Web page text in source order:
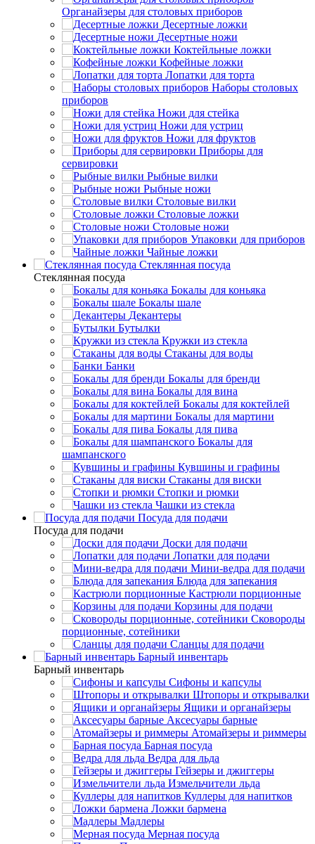
Органайзеры для столовых приборов
Десертные ложки
Десертные ножи
Коктейльные ложки
Кофейные ложки
Лопатки для торта
Наборы столовых
приборов
Ножи для стейка
Ножи для устриц
Ножи для фруктов
Приборы для
сервировки
Рыбные вилки
Рыбные ножи
Столовые вилки
Столовые ложки
Столовые ножи
Упаковки для приборов
Чайные ложки
Стеклянная посуда
Стеклянная посуда
Бокалы для коньяка
Бокалы шале
Декантеры
Бутылки
Кружки из стекла
Стаканы для воды
Банки
Бокалы для бренди
Бокалы для вина
Бокалы для коктейлей
Бокалы для мартини
Бокалы для пива
Бокалы для
шампанского
Кувшины и графины
Стаканы для виски
Стопки и рюмки
Чашки из стекла
Посуда для подачи
Посуда для подачи
Доски для подачи
Лопатки для подачи
Мини-ведра для подачи
Блюда для запекания
Кастрюли порционные
Корзины для подачи
Сковороды
порционные, сотейники
Сланцы для подачи
Барный инвентарь
Барный инвентарь
Сифоны и капсулы
Штопоры и открывалки
Ящики и органайзеры
Аксесуары барные
Атомайзеры и риммеры
Барная посуда
Ведра для льда
Гейзеры и джиггеры
Измельчители льда
Куллеры для напитков
Ложки бармена
Мадлеры
Мерная посуда